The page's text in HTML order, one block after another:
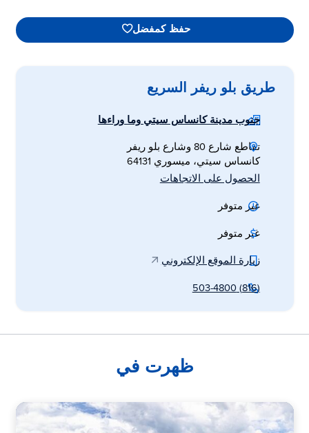
حفظ كمفضل
طريق بلو ريفر السريع
جنوب مدينة كانساس سيتي وما وراءها
تقاطع شارع 80 وشارع بلو ريفر
كانساس سيتي، ميسوري 64131
الحصول على الاتجاهات
غير متوفر
غير متوفر
زيارة الموقع الإلكتروني
(816) 503-4800
ظهرت في